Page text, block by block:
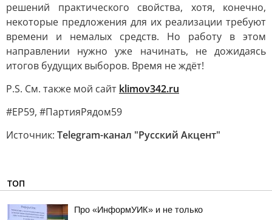
решений практического свойства, хотя, конечно,
некоторые предложения для их реализации требуют
времени и немалых средств. Но работу в этом
направлении нужно уже начинать, не дожидаясь
итогов будущих выборов. Время не ждёт!
P.S. См. также мой сайт klimov342.ru
#ЕР59, #ПартияРядом59
Источник: Telegram-канал "Русский Акцент"
ТОП
Про «ИнформУИК» и не только